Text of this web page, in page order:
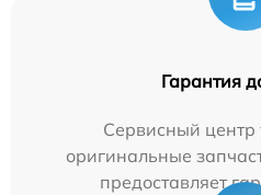
Гарантия
Сервисный центр
оригинальные
предоставляет